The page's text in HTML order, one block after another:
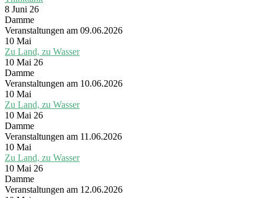
8 Juni 26
Damme
Veranstaltungen am 09.06.2026
10 Mai
Zu Land, zu Wasser
10 Mai 26
Damme
Veranstaltungen am 10.06.2026
10 Mai
Zu Land, zu Wasser
10 Mai 26
Damme
Veranstaltungen am 11.06.2026
10 Mai
Zu Land, zu Wasser
10 Mai 26
Damme
Veranstaltungen am 12.06.2026